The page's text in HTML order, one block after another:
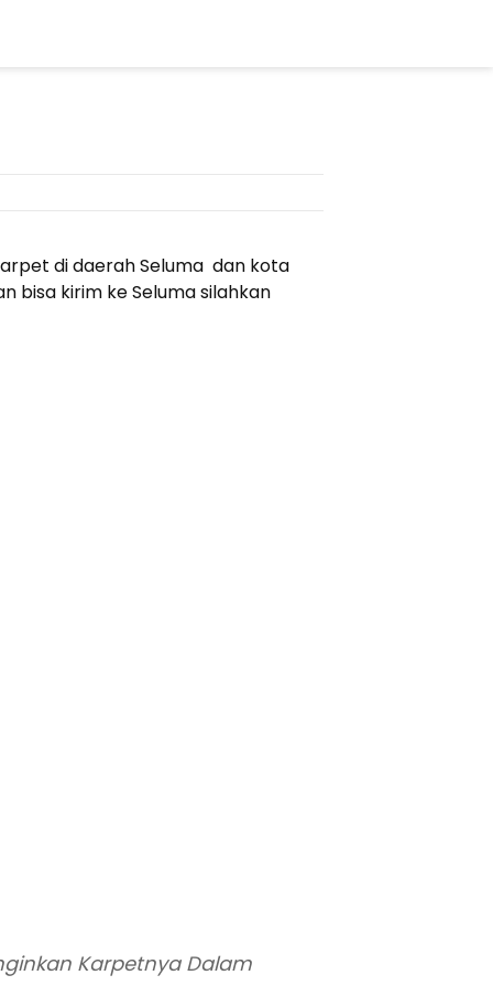
di daerah Seluma dan kota
bisa kirim ke Seluma silahkan
Karpetnya Dalam